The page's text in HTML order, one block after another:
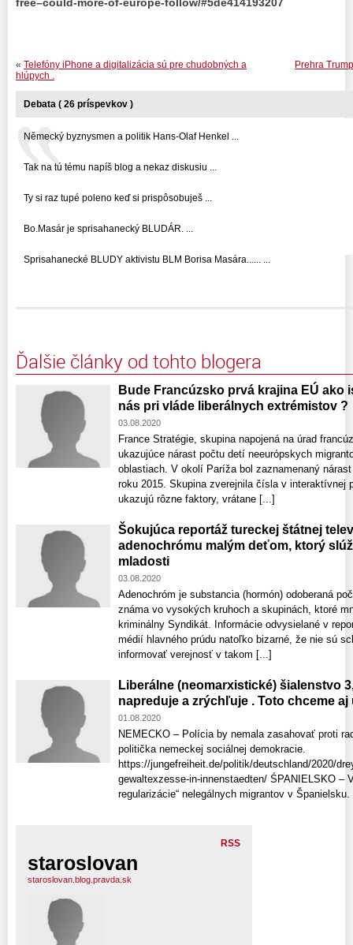
Prehra
« Telefóny iPhone a digitalizácia sú pre chudobných a
hlúpych .
Debata ( 26 príspevkov )
Německý byznysmen a politik Hans-Olaf Henkel ...
Tak na tú tému napíš blog a nekaz diskusiu ...
Ty si raz tupé poleno keď si prispôsobuješ ...
Bo.Masár je sprisahanecký BLUDÁR. ...
Sprisahanecké BLUDY aktivistu BLM Borisa Masára...... ...
Ďalšie články od tohto blogera
Bude Francúzsko prvá krajina EÚ ako
nás pri vláde liberálnych extrémistov ?
03.08.2020
France Stratégie, skupina napojená na úrad
ukazujúce nárast počtu detí neeurópskych
oblastiach. V okolí Paríža bol zaznamenaný
roku 2015. Skupina zverejnila čísla v interaktívnej
ukazujú rôzne faktory, vrátane [...]
Šokujúca reportáž tureckej štátnej
adenochrómu malým deťom, ktorý
mladosti
03.08.2020
Adenochróm je substancia (hormón) odoberaná
známa vo vysokých kruhoch a skupinách, ktoré
kriminálny Syndikát. Informácie odvysielané v
médií hlavného prúdu natoľko bizarné, že nie sú
informovať verejnosť v takom [...]
Liberálne (neomarxistické) šialenstvo
napreduje a zrýchľuje . Toto chceme aj
01.08.2020
NEMECKO – Polícia by nemala zasahovať proti
politička nemeckej sociálnej demokracie.
https://jungefreiheit.de/politik/deutschland/2020/
gewaltexzesse-in-innenstaedten/ ŚPANIELSKO –
regularizácie“ nelegálnych migrantov v
RSS
staroslovan
staroslovan.blog.pravda.sk